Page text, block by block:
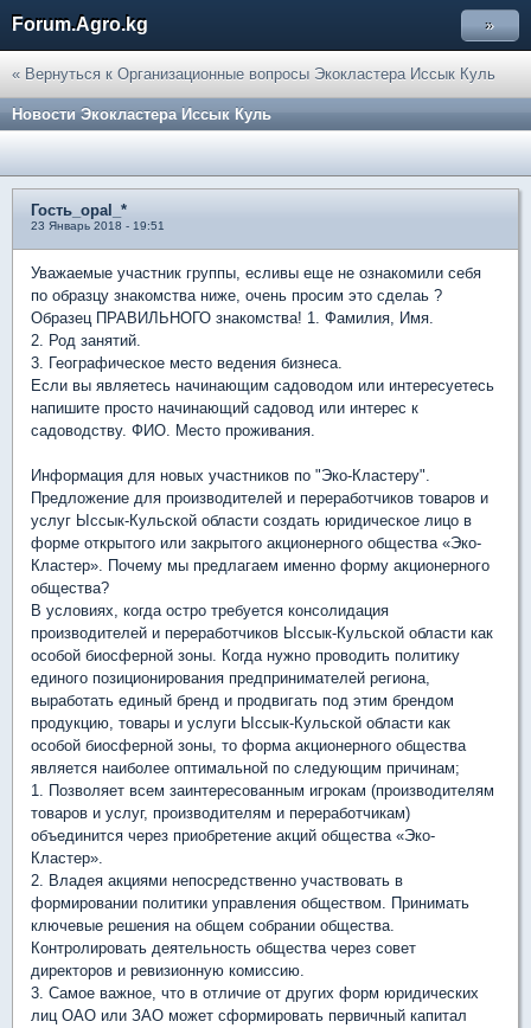
Forum.Agro.kg »
« Вернуться к Организационные вопросы Экокластера Иссык Куль
Новости Экокластера Иссык Куль
Гость_opal_*
23 Январь 2018 - 19:51
Уважаемые участник группы, есливы еще не ознакомили себя
по образцу знакомства ниже, очень просим это сделаь ?
Образец ПРАВИЛЬНОГО знакомства! 1. Фамилия, Имя.
2. Род занятий.
3. Географическое место ведения бизнеса.
Если вы являетесь начинающим садоводом или интересуетесь
напишите просто начинающий садовод или интерес к
садоводству. ФИО. Место проживания.
Информация для новых участников по "Эко-Кластеру".
Предложение для производителей и переработчиков товаров и
услуг Ыссык-Кульской области создать юридическое лицо в
форме открытого или закрытого акционерного общества «Эко-
Кластер». Почему мы предлагаем именно форму акционерного
общества?
В условиях, когда остро требуется консолидация
производителей и переработчиков Ыссык-Кульской области как
особой биосферной зоны. Когда нужно проводить политику
единого позиционирования предпринимателей региона,
выработать единый бренд и продвигать под этим брендом
продукцию, товары и услуги Ыссык-Кульской области как
особой биосферной зоны, то форма акционерного общества
является наиболее оптимальной по следующим причинам;
1. Позволяет всем заинтересованным игрокам (производителям
товаров и услуг, производителям и переработчикам)
объединится через приобретение акций общества «Эко-
Кластер».
2. Владея акциями непосредственно участвовать в
формировании политики управления обществом. Принимать
ключевые решения на общем собрании общества.
Контролировать деятельность общества через совет
директоров и ревизионную комиссию.
3. Самое важное, что в отличие от других форм юридических
лиц ОАО или ЗАО может сформировать первичный капитал